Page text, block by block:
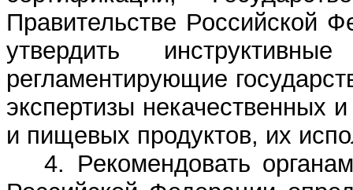
Правительстве Российской
утвердить
регламентирующие
экспертизы некачественных
и пищевых продуктов, их
4. Рекомендовать